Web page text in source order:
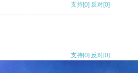
支持[0] 反对[0]
支持[0] 反对[0]